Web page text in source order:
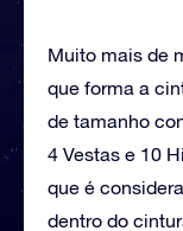
Muito mais de
que forma a
de tamanho
4 Vestas e 10
que é
dentro do